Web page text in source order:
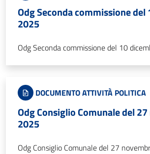
Odg Seconda commissione del
2025
Odg Seconda commissione del 10
DOCUMENTO ATTIVITÀ POLITICA
Odg Consiglio Comunale del
2025
Odg Consiglio Comunale del 27